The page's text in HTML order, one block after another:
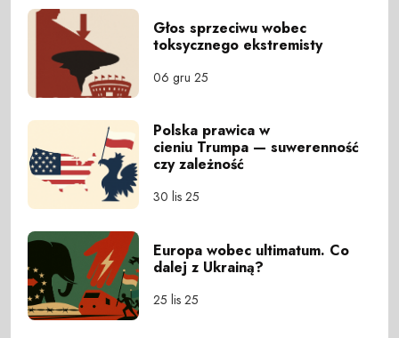
Głos sprzeciwu wobec
toksycznego ekstremisty
06 gru 25
Polska prawica w
cieniu Trumpa — suwerenność
czy zależność
30 lis 25
Europa wobec ultimatum. Co
dalej z Ukrainą?
25 lis 25